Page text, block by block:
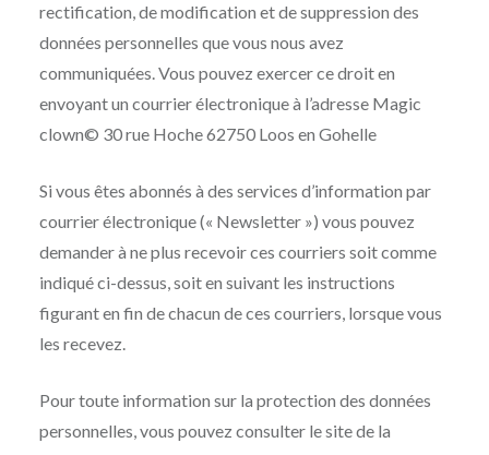
rectification, de modification et de suppression des
données personnelles que vous nous avez
communiquées. Vous pouvez exercer ce droit en
envoyant un courrier électronique à l’adresse Magic
clown© 30 rue Hoche 62750 Loos en Gohelle
Si vous êtes abonnés à des services d’information par
courrier électronique (« Newsletter ») vous pouvez
demander à ne plus recevoir ces courriers soit comme
indiqué ci-dessus, soit en suivant les instructions
figurant en fin de chacun de ces courriers, lorsque vous
les recevez.
Pour toute information sur la protection des données
personnelles, vous pouvez consulter le site de la